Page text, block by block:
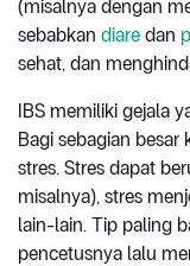
(misalnya dengan
sebabkan diare dan
sehat, dan
IBS memiliki gejala
Bagi sebagian besar
stres. Stres dapat
misalnya), stres
lain-lain. Tip paling
pencetusnya lalu